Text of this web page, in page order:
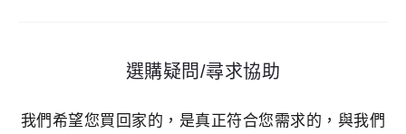
選購疑問/尋求協助
我們希望您買回家的，是真正符合您需求的，與我們